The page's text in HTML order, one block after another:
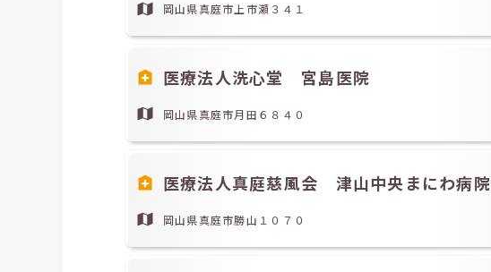
岡山県真庭市上市瀬３４１
医療法人洗心堂 宮島医院
岡山県真庭市月田６８４０
医療法人真庭慈風会 津山中央まにわ病院
岡山県真庭市勝山１０７０